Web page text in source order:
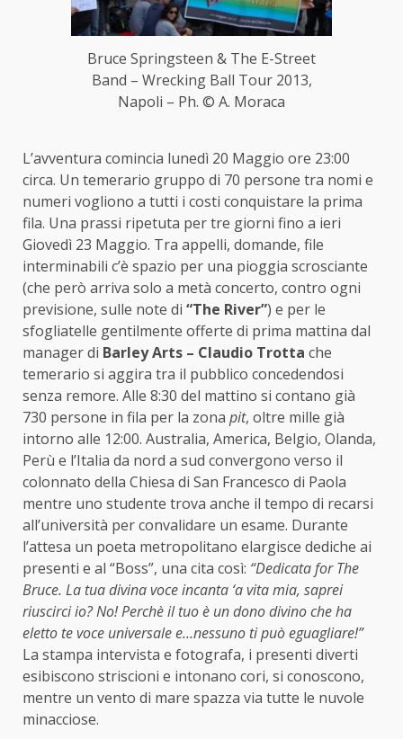
Bruce Springsteen & The E-Street
Band – Wrecking Ball Tour 2013,
Napoli – Ph. © A. Moraca
L’avventura comincia lunedì 20 Maggio ore 23:00
circa. Un temerario gruppo di 70 persone tra nomi e
numeri vogliono a tutti i costi conquistare la prima
fila. Una prassi ripetuta per tre giorni fino a ieri
Giovedì 23 Maggio. Tra appelli, domande, file
interminabili c’è spazio per una pioggia scrosciante
(che però arriva solo a metà concerto, contro ogni
previsione, sulle note di “The River”) e per le
sfogliatelle gentilmente offerte di prima mattina dal
manager di Barley Arts – Claudio Trotta che
temerario si aggira tra il pubblico concedendosi
senza remore. Alle 8:30 del mattino si contano già
730 persone in fila per la zona pit, oltre mille già
intorno alle 12:00. Australia, America, Belgio, Olanda,
Perù e l’Italia da nord a sud convergono verso il
colonnato della Chiesa di San Francesco di Paola
mentre uno studente trova anche il tempo di recarsi
all’università per convalidare un esame. Durante
l’attesa un poeta metropolitano elargisce dediche ai
presenti e al “Boss”, una cita così: “Dedicata for The
Bruce. La tua divina voce incanta ‘a vita mia, saprei
riuscirci io? No! Perchè il tuo è un dono divino che ha
eletto te voce universale e…nessuno ti può eguagliare!”
La stampa intervista e fotografa, i presenti diverti
esibiscono striscioni e intonano cori, si conoscono,
mentre un vento di mare spazza via tutte le nuvole
minacciose.